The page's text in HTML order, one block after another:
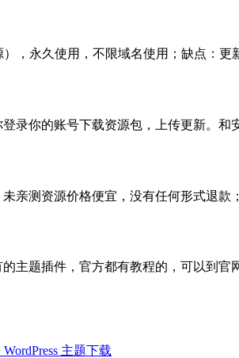
，永久使用，不限域名使用；缺点：更
录你的账号下载资源包，上传更新。和
亲测资源价格便宜，没有任何形式退
主题插件，官方都有教程的，可以到官